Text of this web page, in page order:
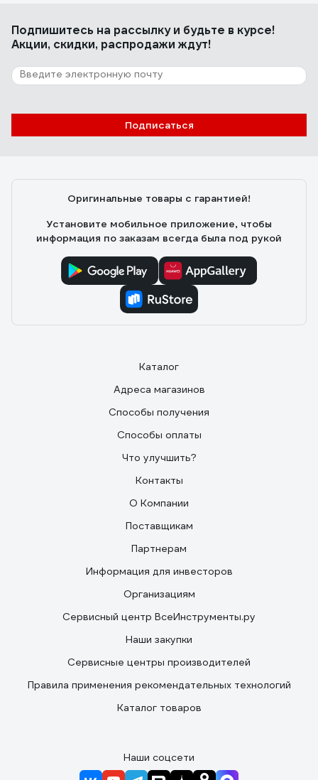
Подпишитесь на рассылкуи будьте в курсе!
Акции, скидки, распродажи ждут!
Подписаться
Оригинальные товары с гарантией!
Установите мобильное приложение, чтобы
информация по заказам всегда была под рукой
Каталог
Адреса магазинов
Способы получения
Способы оплаты
Что улучшить?
Контакты
О Компании
Поставщикам
Партнерам
Информация для инвесторов
Организациям
Сервисный центр ВсеИнструменты.ру
Наши закупки
Сервисные центры производителей
Правила применения рекомендательных технологий
Каталог товаров
Наши соцсети